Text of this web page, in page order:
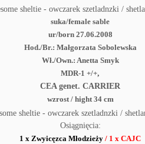
suka/female sable
ur/born 27.06.2008
Hod./Br.: Małgorzata Sobolewska
Wł./Own.: Anetta Smyk
MDR-1 +/+,
CEA genet. CARRIER
wzrost / hight 34 cm
Osiągnięcia:
1 x Zwyicęzca Młodzieży / 1 x CAJC